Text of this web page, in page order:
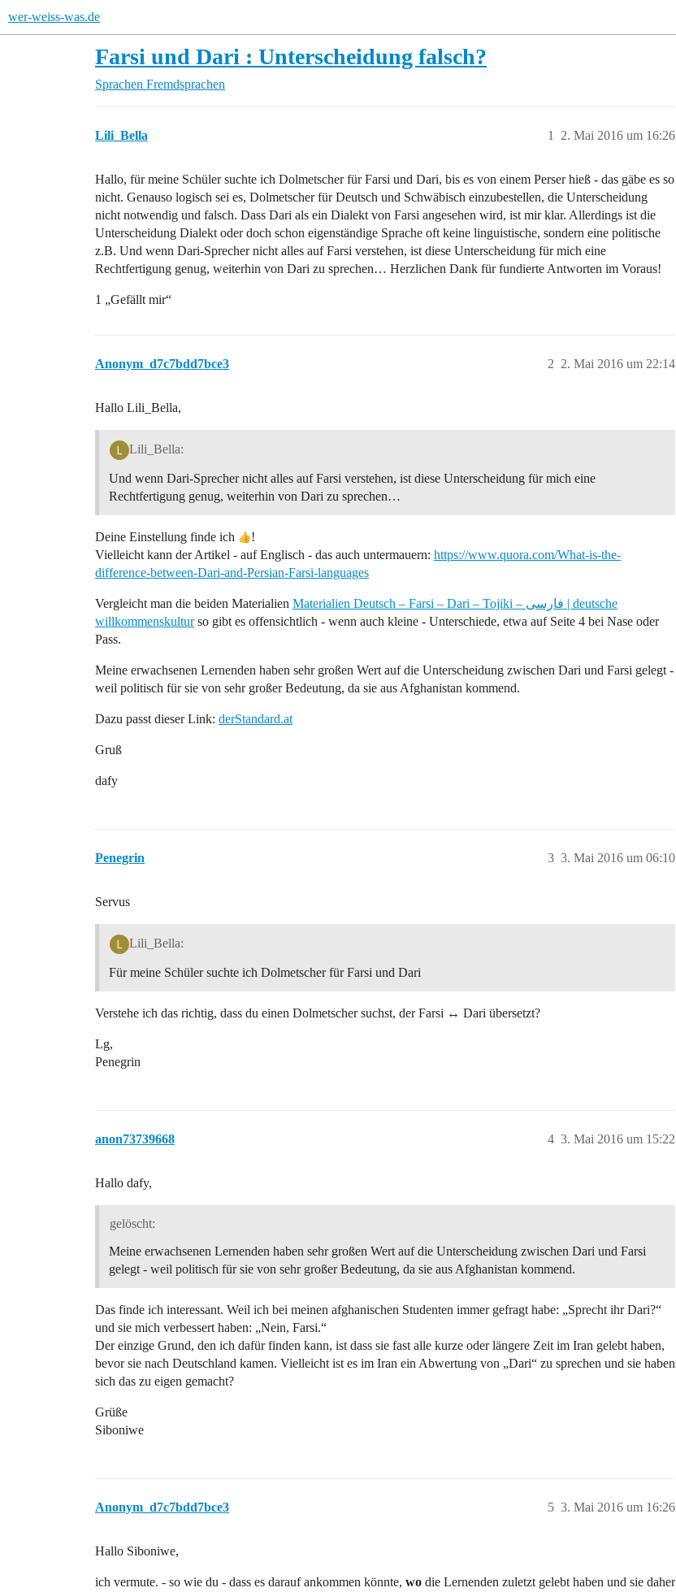
wer-weiss-was.de
Farsi und Dari : Unterscheidung falsch?
Sprachen Fremdsprachen
Lili_Bella 2. Mai 2016 um 16:26
1
Hallo, für meine Schüler suchte ich Dolmetscher für Farsi und Dari, bis es von einem Perser hieß - das gäbe es so
nicht. Genauso logisch sei es, Dolmetscher für Deutsch und Schwäbisch einzubestellen, die Unterscheidung
nicht notwendig und falsch. Dass Dari als ein Dialekt von Farsi angesehen wird, ist mir klar. Allerdings ist die
Unterscheidung Dialekt oder doch schon eigenständige Sprache oft keine linguistische, sondern eine politische
z.B. Und wenn Dari-Sprecher nicht alles auf Farsi verstehen, ist diese Unterscheidung für mich eine
Rechtfertigung genug, weiterhin von Dari zu sprechen… Herzlichen Dank für fundierte Antworten im Voraus!
1 „Gefällt mir“
Anonym_d7c7bdd7bce3 2. Mai 2016 um 22:14
2
Hallo Lili_Bella,
Lili_Bella:
Und wenn Dari-Sprecher nicht alles auf Farsi verstehen, ist diese Unterscheidung für mich eine
Rechtfertigung genug, weiterhin von Dari zu sprechen…
Deine Einstellung finde ich
!
Vielleicht kann der Artikel - auf Englisch - das auch untermauern: https://www.quora.com/What-is-the-
difference-between-Dari-and-Persian-Farsi-languages
Vergleicht man die beiden Materialien Materialien Deutsch – Farsi – Dari – Tojiki – فارسی | deutsche
willkommenskulturso gibt es offensichtlich - wenn auch kleine - Unterschiede, etwa auf Seite 4 bei Nase oder
Pass.
Meine erwachsenen Lernenden haben sehr großen Wert auf die Unterscheidung zwischen Dari und Farsi gelegt -
weil politisch für sie von sehr großer Bedeutung, da sie aus Afghanistan kommend.
Dazu passt dieser Link: derStandard.at
Gruß
dafy
Penegrin 3. Mai 2016 um 06:10
3
Servus
Lili_Bella:
Für meine Schüler suchte ich Dolmetscher für Farsi und Dari
Verstehe ich das richtig, dass du einen Dolmetscher suchst, der Farsi ↔ Dari übersetzt?
Lg,
Penegrin
anon73739668 3. Mai 2016 um 15:22
4
Hallo dafy,
gelöscht:
Meine erwachsenen Lernenden haben sehr großen Wert auf die Unterscheidung zwischen Dari und Farsi
gelegt - weil politisch für sie von sehr großer Bedeutung, da sie aus Afghanistan kommend.
Das finde ich interessant. Weil ich bei meinen afghanischen Studenten immer gefragt habe: „Sprecht ihr Dari?“
und sie mich verbessert haben: „Nein, Farsi.“
Der einzige Grund, den ich dafür finden kann, ist dass sie fast alle kurze oder längere Zeit im Iran gelebt haben,
bevor sie nach Deutschland kamen. Vielleicht ist es im Iran ein Abwertung von „Dari“ zu sprechen und sie haben
sich das zu eigen gemacht?
Grüße
Siboniwe
Anonym_d7c7bdd7bce3 3. Mai 2016 um 16:26
5
Hallo Siboniwe,
ich vermute. - so wie du - dass es darauf ankommen könnte, wo die Lernenden zuletzt gelebt haben und sie daher